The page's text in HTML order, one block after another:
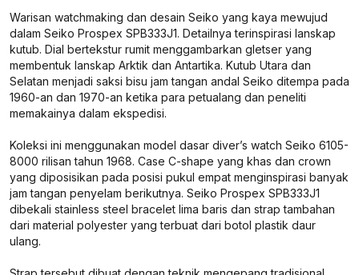
Warisan watchmaking dan desain Seiko yang kaya mewujud
dalam Seiko Prospex SPB333J1. Detailnya terinspirasi lanskap
kutub. Dial bertekstur rumit menggambarkan gletser yang
membentuk lanskap Arktik dan Antartika. Kutub Utara dan
Selatan menjadi saksi bisu jam tangan andal Seiko ditempa pada
1960-an dan 1970-an ketika para petualang dan peneliti
memakainya dalam ekspedisi.
Koleksi ini menggunakan model dasar diver’s watch Seiko 6105-
8000 rilisan tahun 1968. Case C-shape yang khas dan crown
yang diposisikan pada posisi pukul empat menginspirasi banyak
jam tangan penyelam berikutnya. Seiko Prospex SPB333J1
dibekali stainless steel bracelet lima baris dan strap tambahan
dari material polyester yang terbuat dari botol plastik daur
ulang.